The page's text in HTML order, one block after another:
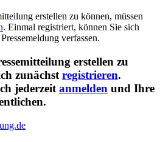
erstellen zu können, müssen
. Einmal registriert, können Sie sich
verfassen.
erstellen zu
zunächst registrieren.
jederzeit anmelden und Ihre